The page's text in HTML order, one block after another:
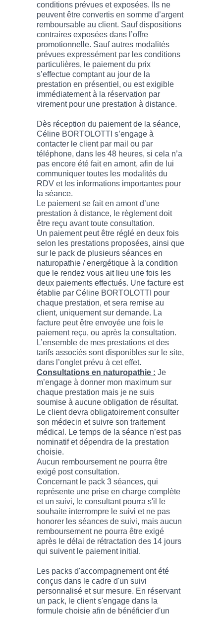
conditions prévues et exposées. Ils ne
peuvent être convertis en somme d’argent
remboursable au client. Sauf dispositions
contraires exposées dans l’offre
promotionnelle. Sauf autres modalités
prévues expressément par les conditions
particulières, le paiement du prix
s’effectue comptant au jour de la
prestation en présentiel, ou est exigible
immédiatement à la réservation par
virement pour une prestation à distance.
Dès réception du paiement de la séance,
Céline BORTOLOTTI s’engage à
contacter le client par mail ou par
téléphone, dans les 48 heures, si cela n’a
pas encore été fait en amont, afin de lui
communiquer toutes les modalités du
RDV et les informations importantes pour
la séance.
Le paiement se fait en amont d’une
prestation à distance, le règlement doit
être reçu avant toute consultation.
Un paiement peut être réglé en deux fois
selon les prestations proposées, ainsi que
sur le pack de plusieurs séances en
naturopathie / energétique à la condition
que le rendez vous ait lieu une fois les
deux paiements effectués. Une facture est
établie par Céline BORTOLOTTI pour
chaque prestation, et sera remise au
client, uniquement sur demande. La
facture peut être envoyée une fois le
paiement reçu, ou après la consultation.
L’ensemble de mes prestations et des
tarifs associés sont disponibles sur le site,
dans l’onglet prévu à cet effet.
Consultations en naturopathie : Je
m’engage à donner mon maximum sur
chaque prestation mais je ne suis
soumise à aucune obligation de résultat.
Le client devra obligatoirement consulter
son médecin et suivre son traitement
médical. Le temps de la séance n’est pas
nominatif et dépendra de la prestation
choisie.
Aucun remboursement ne pourra être
exigé post consultation.
Concernant le pack 3 séances, qui
représente une prise en charge complète
et un suivi, le consultant pourra s'il le
souhaite interrompre le suivi et ne pas
honorer les séances de suivi, mais aucun
remboursement ne pourra être exigé
après le délai de rétractation des 14 jours
qui suivent le paiement initial.
Les packs d'accompagnement ont été
conçus dans le cadre d'un suivi
personnalisé et sur mesure. En réservant
un pack, le client s'engage dans la
formule choisie afin de bénéficier d'un